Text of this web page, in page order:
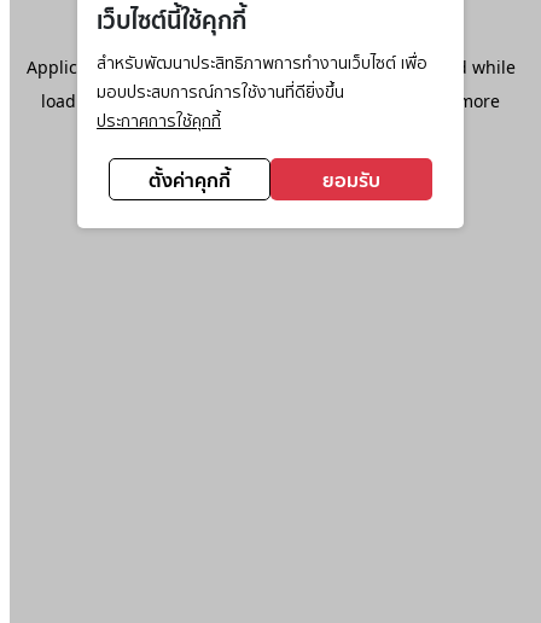
เว็บไซต์นี้ใช้คุกกี้
สำหรับพัฒนาประสิทธิภาพการทำงานเว็บไซต์ เพื่อ
มอบประสบการณ์การใช้งานที่ดียิ่งขึ้น
ประกาศการใช้คุกกี้
ตั้งค่าคุกกี้ ยอมรับ
Application error: aclient-side exception has occurred while
loadingwww.ktc.co.th(see the browser console
for more
information).